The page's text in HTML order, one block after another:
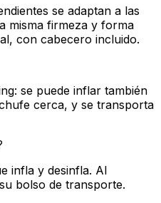
se adaptan a las
misma firmeza y forma
con cabecero incluido.
se puede inflar también
cerca, y se transporta
infla y desinfla. Al
bolso de transporte.